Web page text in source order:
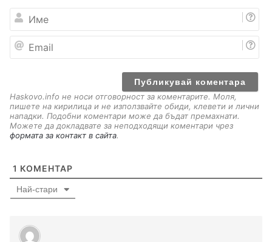
е
a
Haskovo.info не носи отговорност за коментарите. Моля,
пишете на кирилица и не използвайте обиди, клевети и лични
нападки. Подобни коментари може да бъдат премахнати.
Можете да докладвате за неподходящи коментари чрез
формата за контакт в сайта.
1 КОМЕНТАР
Най-стари